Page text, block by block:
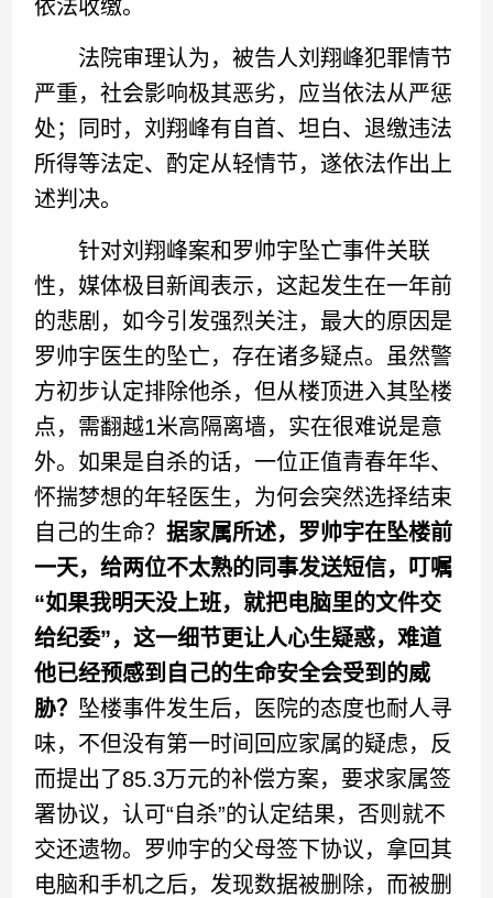
依法收缴。
法院审理认为，被告人刘翔峰犯罪情节
严重，社会影响极其恶劣，应当依法从严惩
处；同时，刘翔峰有自首、坦白、退缴违法
所得等法定、酌定从轻情节，遂依法作出上
述判决。
针对刘翔峰案和罗帅宇坠亡事件关联
性，媒体极目新闻表示，这起发生在一年前
的悲剧，如今引发强烈关注，最大的原因是
罗帅宇医生的坠亡，存在诸多疑点。虽然警
方初步认定排除他杀，但从楼顶进入其坠楼
点，需翻越1米高隔离墙，实在很难说是意
外。如果是自杀的话，一位正值青春年华、
怀揣梦想的年轻医生，为何会突然选择结束
自己的生命？据家属所述，罗帅宇在坠楼前
一天，给两位不太熟的同事发送短信，叮嘱
“如果我明天没上班，就把电脑里的文件交
给纪委”，这一细节更让人心生疑惑，难道
他已经预感到自己的生命安全会受到的威
胁？ 坠楼事件发生后，医院的态度也耐人寻
味，不但没有第一时间回应家属的疑虑，反
而提出了85.3万元的补偿方案，要求家属签
署协议，认可“自杀”的认定结果，否则就不
交还遗物。罗帅宇的父母签下协议，拿回其
电脑和手机之后，发现数据被删除，而被删